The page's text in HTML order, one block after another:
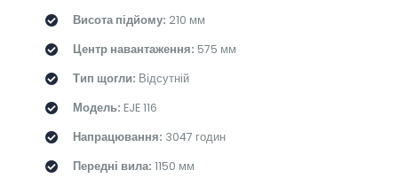
Висота підйому: 210 мм
Центр навантаження: 575 мм
Тип щогли: Відсутній
Модель: EJE 116
Напрацювання: 3047 годин
Передні вила: 1150 мм